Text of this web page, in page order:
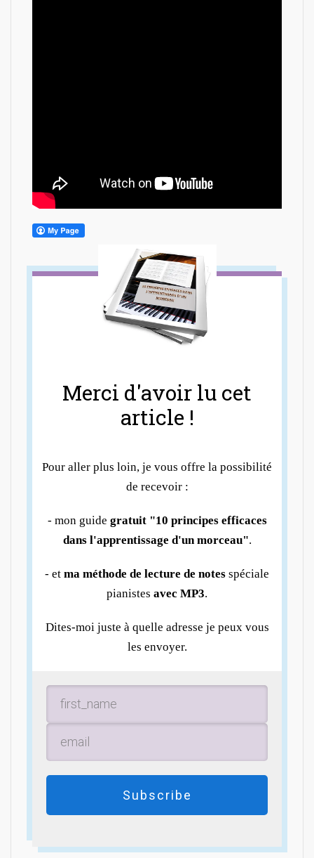
Merci d'avoir lu cet
article !
Pour aller plus loin, je vous offre la possibilité
de recevoir :
- mon guide gratuit "10 principes efficaces
dans l'apprentissage d'un morceau".
- et ma méthode de lecture de notes spéciale
pianistes avec MP3.
Dites-moi juste à quelle adresse je peux vous
les envoyer.
Subscribe